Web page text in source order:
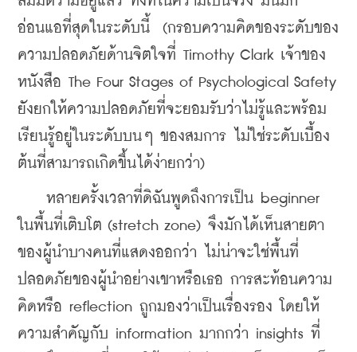
อ่อนแอที่สุดในระดับนี้  (กรอบความคิดของระดับของ
ความปลอดภัยด้านจิตใจที่ Timothy Clark เจ้าของ
หนังสือ The Four Stages of Psychological Safety
ยังยกให้ความปลอดภัยที่จะยอมรับว่าไม่รู้และพร้อม
เรียนรู้อยู่ในระดับบนๆ ของสมการ ไม่ใช่ระดับเบื้อง
ต้นที่สามารถเกิดขึ้นได้ง่ายกว่า)
หลายครั้งเวลาที่ดิฉันพูดถึงการเป็น beginner
ในพื้นที่เติบโต (stretch zone) จึงมักได้เห็นสายตา
ของผู้นำบางคนที่แสดงออกว่า ไม่น่าจะใช่พื้นที่
ปลอดภัยของผู้นำอย่างเขาหรือเธอ การสะท้อนความ
คิดหรือ reflection ถูกมองว่าเป็นเรื่องรอง โดยให้
ความสำคัญกับ information มากกว่า insights ที่